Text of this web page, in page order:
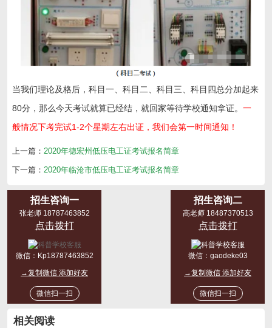
当我们理论及格后，科目一、科目二、科目三、科目四总分加起来
80分，那么今天考试就算已经结，就回家等待学校通知拿证。一
般情况下考完试1-2个星期左右出证，我们会第一时间通知！
上一篇： 2020年德宏州低压电工证考试报名简章
下一篇： 2020年临沧市低压电工证考试报名简章
招生咨询一
张老师 18787463852
点击拨打
微信： Kp18787463852
→复制微信 添加好友
微信扫一扫
招生咨询二
高老师 18487370513
点击拨打
微信： gaodeke03
→复制微信 添加好友
微信扫一扫
相关阅读